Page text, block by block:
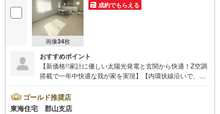
画像34枚
成約でもらえる
おすすめポイント
【新価格!!家計に優しい太陽光発電と玄関から快適！Z空調
搭載で一年中快適な我が家を実現】【内環状線沿いで、通
ール電化住宅で夢のマイホームを！
ゴールド推奨店
東海住宅 郡山支店